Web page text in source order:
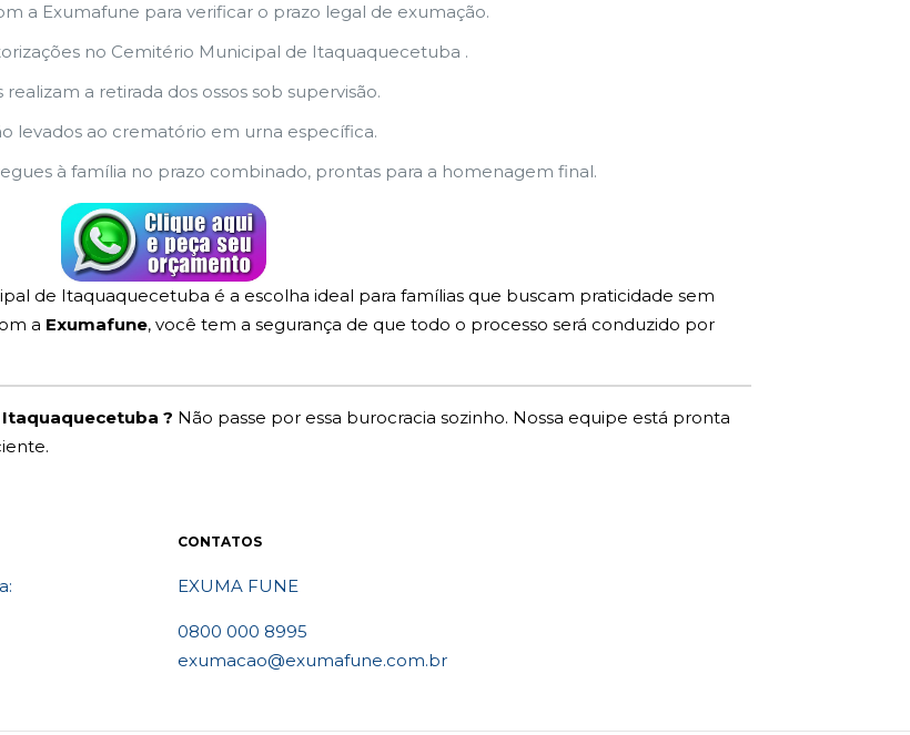
a Exumafune para verificar o prazo legal de exumação.
no Cemitério Municipal de Itaquaquecetuba .
a retirada dos ossos sob supervisão.
levados ao crematório em urna específica.
à família no prazo combinado, prontas para a homenagem final.
de Itaquaquecetuba é a escolha ideal para famílias que buscam praticidade sem
a Exumafune, você tem a segurança de que todo o processo será conduzido por
? Não passe por essa burocracia sozinho. Nossa equipe está pronta
CONTATOS
EXUMA FUNE
0800 000 8995
exumacao@exumafune.com.br